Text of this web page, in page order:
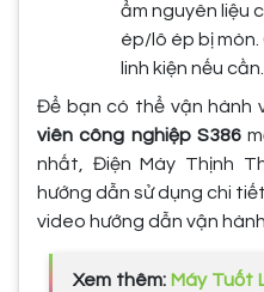
ẩm nguyên liệu
ép/lô ép bị
linh kiện nếu cần.
Để bạn có thể vận hành
viên công nghiệp S386
nhất, Điện Máy Thịnh
hướng dẫn sử dụng chi
video hướng dẫn vận
Xem thêm: Máy Tuốt